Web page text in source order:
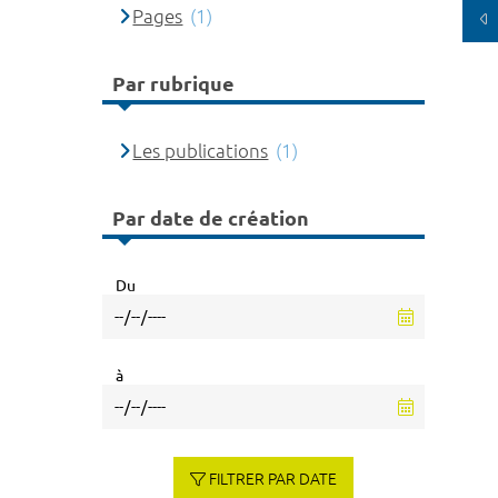
Pages (1)
Par rubrique
Les publications (1)
Par date de création
Du
à
FILTRER PAR DATE